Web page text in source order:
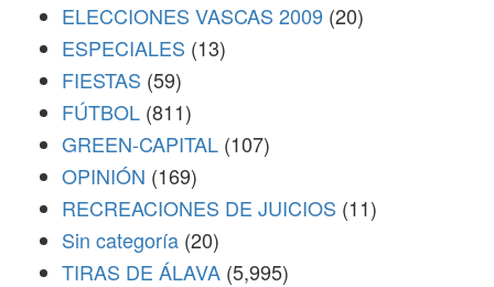
ELECCIONES VASCAS 2009 (20)
ESPECIALES (13)
FIESTAS (59)
FÚTBOL (811)
GREEN-CAPITAL (107)
OPINIÓN (169)
RECREACIONES DE JUICIOS (11)
Sin categoría (20)
TIRAS DE ÁLAVA (5,995)